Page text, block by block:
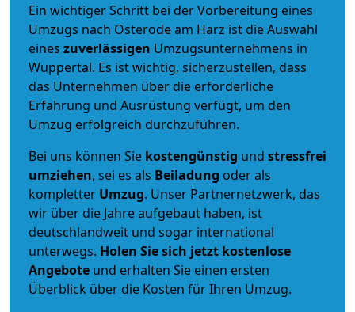
Ein wichtiger Schritt bei der Vorbereitung eines
Umzugs nach Osterode am Harz ist die Auswahl
eines zuverlässigen Umzugsunternehmens in
Wuppertal. Es ist wichtig, sicherzustellen, dass
das Unternehmen über die erforderliche
Erfahrung und Ausrüstung verfügt, um den
Umzug erfolgreich durchzuführen.
Bei uns können Sie kostengünstig und stressfrei
umziehen, sei es als Beiladung oder als
kompletter Umzug. Unser Partnernetzwerk, das
wir über die Jahre aufgebaut haben, ist
deutschlandweit und sogar international
unterwegs. Holen Sie sich jetzt kostenlose
Angebote und erhalten Sie einen ersten
Überblick über die Kosten für Ihren Umzug.